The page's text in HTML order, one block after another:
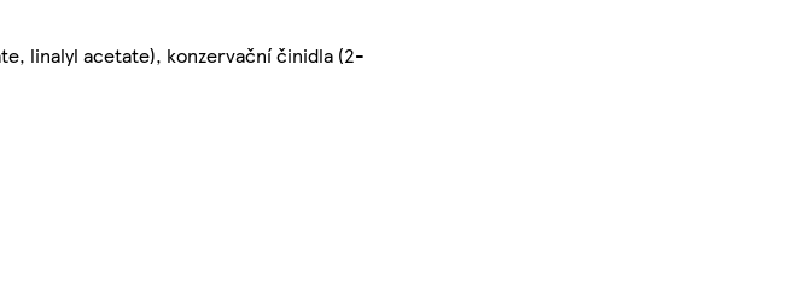
linalyl acetate), konzervační činidla (2-